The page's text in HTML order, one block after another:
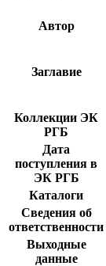
Автор
Заглавие
Коллекции ЭК
РГБ
Дата
поступления в
ЭК РГБ
Каталоги
Сведения об
ответственности
Выходные
данные